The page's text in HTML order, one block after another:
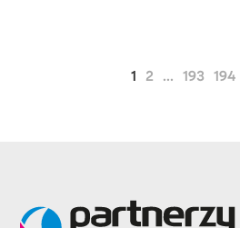
1 2 ... 193 194